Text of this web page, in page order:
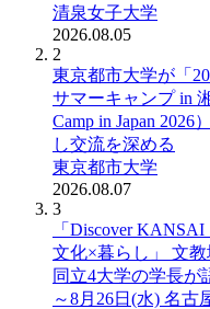
清泉女子大学
2026.08.05
2
東京都市大学が「
サマーキャンプ in
Camp in Japan
し交流を深める
東京都市大学
2026.08.07
3
「Discover
文化×暮らし」 文
同立4大学の学長が
～8月26日(水) 名古